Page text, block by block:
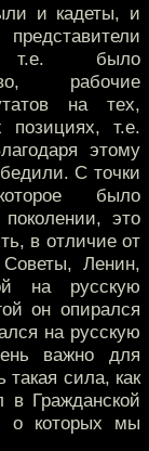
и кадеты, и
т.е. было
рабочие
на тех,
позициях, т.е.
этому
С точки
было
это
в отличие от
Ленин,
на русскую
он опирался
на русскую
важно для
сила, как
в Гражданской
о которых мы